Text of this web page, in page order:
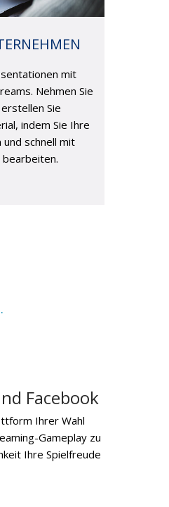
mit
Nehmen Sie
Sie
indem Sie Ihre
schnell mit
Facebook
Ihrer Wahl
Gameplay zu
Ihre Spielfreude